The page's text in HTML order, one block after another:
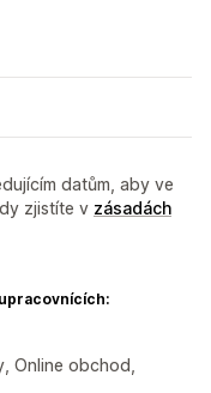
datům, aby ve
zjistíte v zásadách
Online obchod,